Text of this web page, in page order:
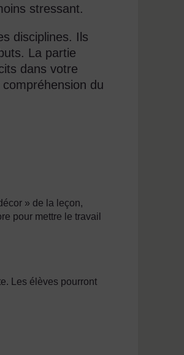
stressant.
disciplines. Ils
La partie
dans votre
du
» de la leçon,
pour mettre le travail
Les élèves pourront